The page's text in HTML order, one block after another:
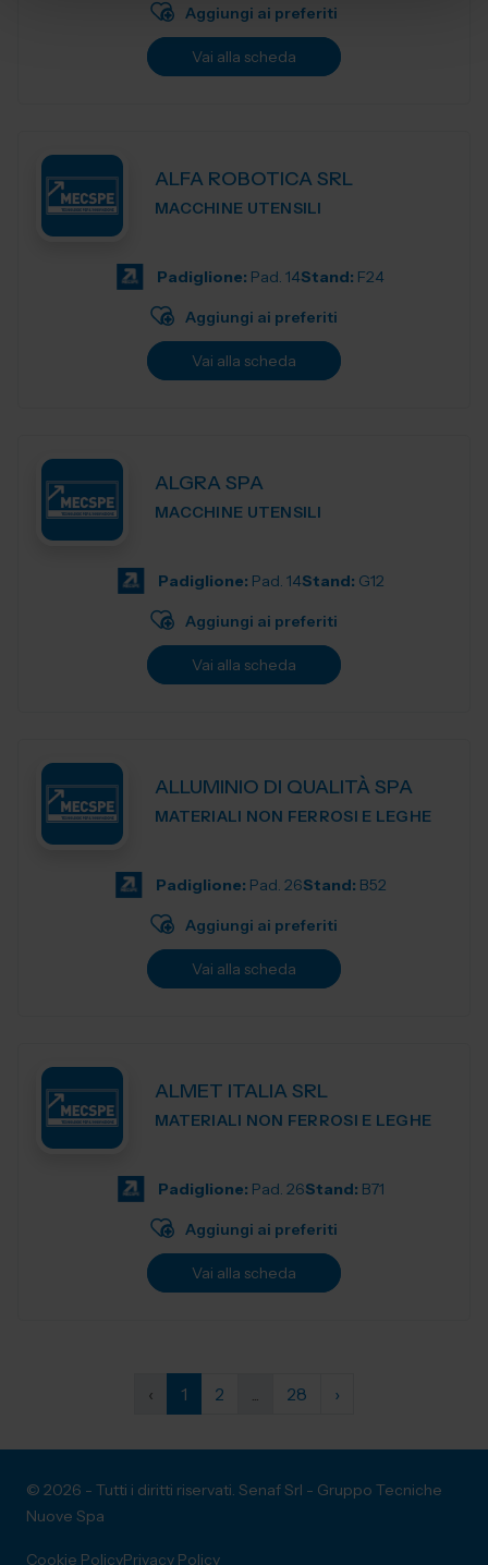
Aggiungi ai preferiti
Vai alla scheda
ALFA ROBOTICA SRL
MACCHINE UTENSILI
Padiglione: Pad. 14Stand: F24
Aggiungi ai preferiti
Vai alla scheda
ALGRA SPA
MACCHINE UTENSILI
Padiglione: Pad. 14Stand: G12
Aggiungi ai preferiti
Vai alla scheda
ALLUMINIO DI QUALITÀ SPA
MATERIALI NON FERROSI E LEGHE
Padiglione: Pad. 26Stand: B52
Aggiungi ai preferiti
Vai alla scheda
ALMET ITALIA SRL
MATERIALI NON FERROSI E LEGHE
Padiglione: Pad. 26Stand: B71
Aggiungi ai preferiti
Vai alla scheda
‹ 1 2 ... 28 ›
© 2026 - Tutti i diritti riservati. Senaf Srl - Gruppo Tecniche
Nuove Spa
Cookie PolicyPrivacy Policy